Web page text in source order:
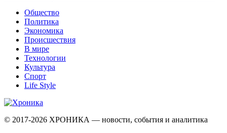
Общество
Политика
Экономика
Происшествия
В мире
Технологии
Культура
Спорт
Life Style
© 2017-2026 ХРОНИКА — новости, события и аналитика